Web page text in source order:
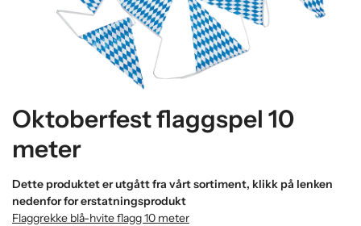
Oktoberfest flaggspel 10
meter
Dette produktet er utgått fra vårt sortiment, klikk på lenken
nedenfor for erstatningsprodukt
Flaggrekke blå-hvite flagg 10 meter